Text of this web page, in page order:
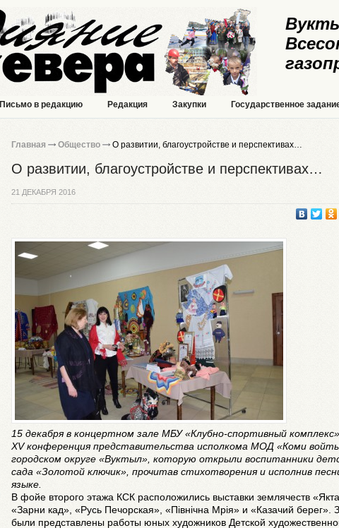
Письмо в редакцию Редакция Закупки Государственное
Главная Общество О развитии, благоустройстве и перспективах…
О развитии, благоустройстве и перспективах…
21 ДЕКАБРЯ 2016
15 декабря в концертном зале МБУ «Клубно-спортивный
XV конференция представительства исполкома МОД «Коми
городском округе «Вуктыл», которую открыли воспитанники
сада «Золотой ключик», прочитав стихотворения и исполнив
языке.
В фойе второго этажа КСК расположились выставки землячеств
«Зарни кад», «Русь Печорская», «Пiвнiчна Мрiя» и «Казачий берег».
были представлены работы юных художников Детской